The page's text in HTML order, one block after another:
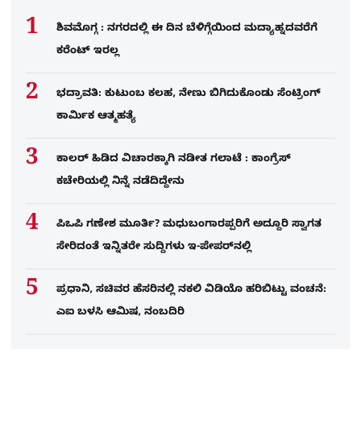
ಶಿವಮೊಗ್ಗ : ನಗರದಲ್ಲಿ ಈ ದಿನ ಬೆಳಿಗ್ಗೆಯಿಂದ ಮದ್ಯಾಹ್ನದವರೆಗೆ
ಕರೆಂಟ್​ ಇರಲ್ಲ
ಭದ್ರಾವತಿ: ಕುಟುಂಬ ಕಲಹ, ನೇಣು ಬಿಗಿದುಕೊಂಡು ಸೆಂಟ್ರಿಂಗ್​
ಕಾರ್ಮಿಕ ಆತ್ಮಹತ್ಯೆ
ಕಾಲರ್​​​ ಹಿಡಿದ ವಿಚಾರಕ್ಕಾಗಿ ನಡೀತ ಗಲಾಟೆ : ಕಾಂಗ್ರೆಸ್​
ಕಚೇರಿಯಲ್ಲಿ ನಿನ್ನೆ ನಡೆದಿದ್ದೇನು
ಪಿಒಪಿ ಗಣೇಶ ಮೂರ್ತಿ? ಮಧುಬಂಗಾರಪ್ಪರಿಗೆ ಅದ್ದೂರಿ ಸ್ವಾಗತ
ಸೇರಿದಂತೆ ಇನ್ನಿತರೇ ಸುದ್ದಿಗಳು ಇ-ಪೇಪರ್​ನಲ್ಲಿ
ಪ್ರಧಾನಿ, ಸಚಿವರ ಹೆಸರಿನಲ್ಲಿ ನಕಲಿ ವಿಡಿಯೊ ಹರಿಬಿಟ್ಟು ವಂಚನೆ:
ಎಐ ಬಳಸಿ ಆಮಿಷ, ನಂಬದಿರಿ